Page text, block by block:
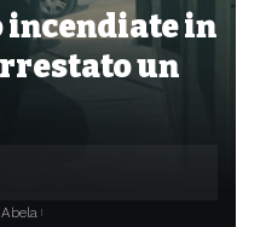
incendiate in
un